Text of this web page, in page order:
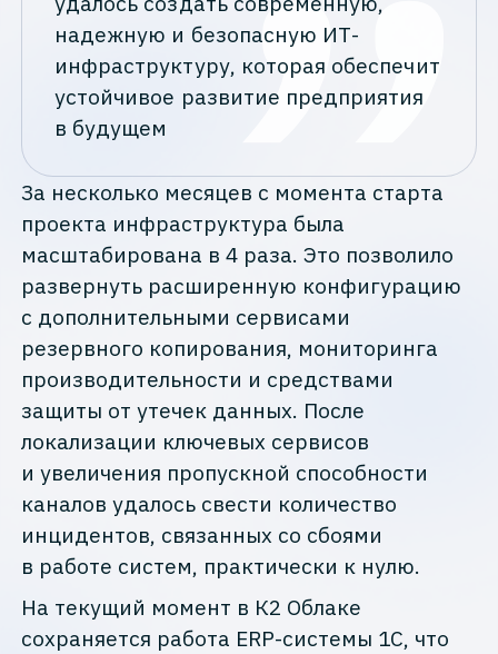
надежную и безопасную ИТ-
инфраструктуру, которая обеспечит
устойчивое развитие предприятия
в будущем
За несколько месяцев с момента старта
проекта инфраструктура была
масштабирована в 4 раза. Это позволило
развернуть расширенную конфигурацию
с дополнительными сервисами
резервного копирования, мониторинга
производительности и средствами
защиты от утечек данных. После
локализации ключевых сервисов
и увеличения пропускной способности
каналов удалось свести количество
инцидентов, связанных со сбоями
в работе систем, практически к нулю.
На текущий момент в К2 Облаке
сохраняется работа ERP-системы 1С, что